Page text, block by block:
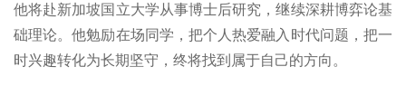
他将赴新加坡国立大学从事博士后研究，继续深耕博弈论基
础理论。他勉励在场同学，把个人热爱融入时代问题，把一
时兴趣转化为长期坚守，终将找到属于自己的方向。